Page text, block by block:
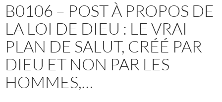
B0106 – POST À PROPOS DE
LA LOI DE DIEU : LE VRAI
PLAN DE SALUT, CRÉÉ PAR
DIEU ET NON PAR LES
HOMMES,…